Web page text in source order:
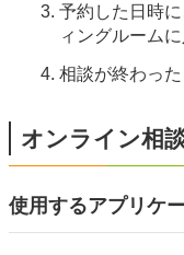
予約した日時
ィングルームに
相談が終わっ
オンライン相
使用するアプリケ